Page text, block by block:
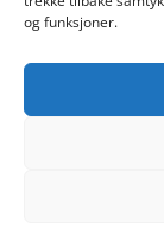
og funksjoner.
Utviklet av